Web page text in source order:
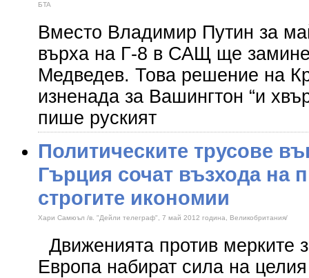
БTA
Вместо Владимир Путин за
върха на Г-8 в САЩ ще
Медведев. Това решение на
изненада за Вашингтон “и
пише руският
Политическите трусове
Гърция сочат възхода на
строгите икономии
Хари Самюъл /в. "Дейли телеграф", 7 май 2012 година, Великобритания/
Движенията против мерките
Европа набират сила на